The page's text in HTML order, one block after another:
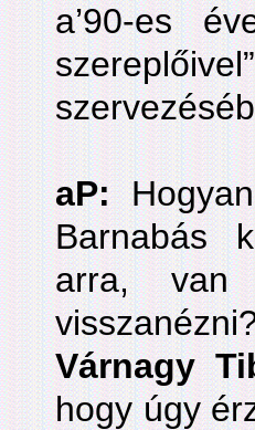
a’90-es
aP:
Barnabás
arra, van
Várnagy
hogy úgy